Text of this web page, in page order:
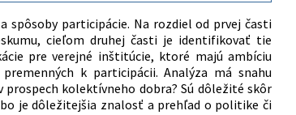
participácie. Na rozdiel od prvej časti
cieľom druhej časti je identifikovať tie
pre verejné inštitúcie, ktoré majú ambíciu
k participácii. Analýza má snahu
kolektívneho dobra? Sú dôležité skôr
je dôležitejšia znalosť a prehľad o politike či